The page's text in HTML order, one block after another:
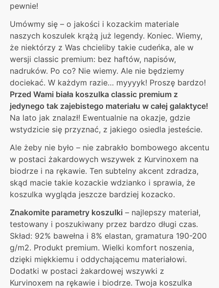
pewnie!
Umówmy się – o jakości i kozackim materiale
naszych koszulek krążą już legendy. Koniec. Wiemy,
że niektórzy z Was chcieliby takie cudeńka, ale w
wersji classic premium: bez haftów, napisów,
nadruków. Po co? Nie wiemy. Ale nie będziemy
dociekać. W każdym razie… myyyyk! Proszę bardzo!
Przed Wami biała koszulka classic premium z
jedynego tak zajebistego materiału w całej galaktyce!
Na lato jak znalazł! Ewentualnie na okazje, gdzie
wstydzicie się przyznać, z jakiego osiedla jesteście.
Ale żeby nie było – nie zabrakło bombowego akcentu
w postaci żakardowych wszywek z Kurvinoxem na
biodrze i na rękawie. Ten subtelny akcent zdradza,
skąd macie takie kozackie wdzianko i sprawia, że
koszulka wygląda jeszcze bardziej kozacko.
Znakomite parametry koszulki – najlepszy materiał,
testowany i poszukiwany przez bardzo długi czas.
Skład: 92% bawełna i 8% elastan, gramatura 190-200
g/m2. Produkt premium. Wielki komfort noszenia,
dzięki miękkiemu i oddychającemu materiałowi.
Dodatki w postaci żakardowej wszywki z
Kurvinoxem na rękawie i biodrze. Twoja koszulka